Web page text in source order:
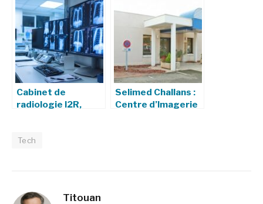
examens, résultats
Cabinet de
radiologie I2R,
Selimed Challans :
Centre d’Imagerie
Tech
Titouan